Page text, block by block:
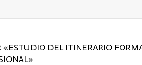
«ESTUDIO DEL ITINERARIO